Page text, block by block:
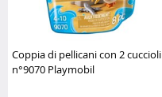
Coppia di pellicani con 2 cuccioli
n°9070 Playmobil